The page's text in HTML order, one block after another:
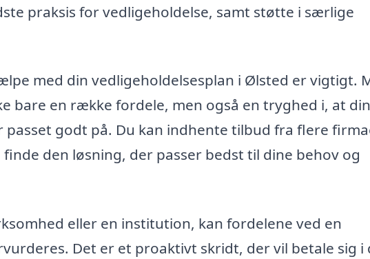
praksis for vedligeholdelse, samt støtte i særlige
med din vedligeholdelsesplan i Ølsted er vigtigt.
bare en række fordele, men også en tryghed i, at din
godt på. Du kan indhente tilbud fra flere
den løsning, der passer bedst til dine behov og
eller en institution, kan fordelene ved en
Det er et proaktivt skridt, der vil betale sig i